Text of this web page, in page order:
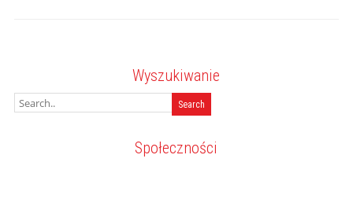
Wyszukiwanie
Społeczności